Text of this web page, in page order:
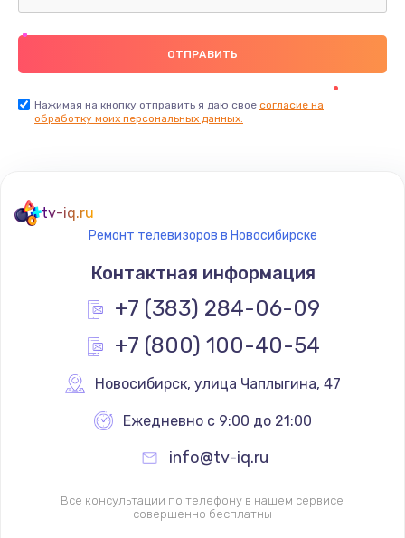
Нажимая на кнопку отправить я даю свое согласие на
обработку моих персональных данных.
tv-iq.ru
Ремонт телевизоров в Новосибирске
Контактная информация
+7 (383) 284-06-09
+7 (800) 100-40-54
Новосибирск, улица Чаплыгина, 47
Ежедневно с 9:00 до 21:00
info@tv-iq.ru
Все консультации по телефону в нашем сервисе
совершенно бесплатны